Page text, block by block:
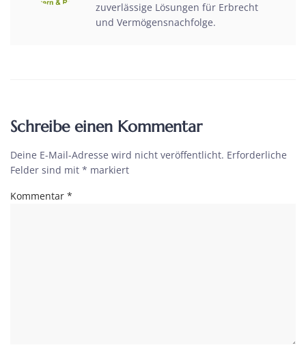
zuverlässige Lösungen für Erbrecht
und Vermögensnachfolge.
Schreibe einen Kommentar
Deine E-Mail-Adresse wird nicht veröffentlicht. Erforderliche
Felder sind mit * markiert
Kommentar *